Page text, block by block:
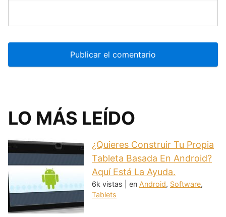
LO MÁS LEÍDO
¿Quieres Construir Tu Propia
Tableta Basada En Android?
Aquí Está La Ayuda.
6k vistas en Android, Software,
Tablets